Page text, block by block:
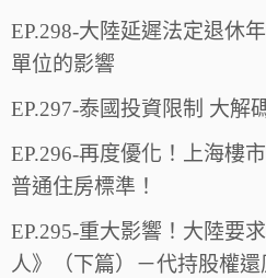
EP.298-大陸延遲法定退休
單位的影響
EP.297-泰國投資限制 大解
EP.296-再度優化！上海樓
普通住房標準！
EP.295-重大影響！大陸要
人》（下篇）－代持股權還